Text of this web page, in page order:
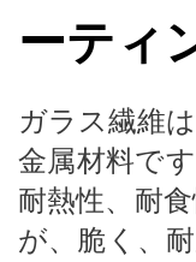
ーティ
ガラス繊維
金属材料で
耐熱性、耐
が、脆く、